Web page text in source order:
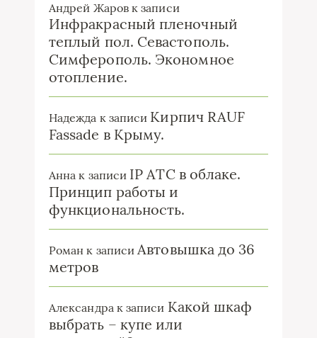
Андрей Жаровк записи
Инфракрасный пленочный
теплый пол. Севастополь.
Симферополь. Экономное
отопление.
Надежда к записи Кирпич RAUF
Fassade в Крыму.
Анна к записи IP ATC в облаке.
Принцип работы и
функциональность.
Роман к записиАвтовышка до 36
метров
Александрак записи Какой шкаф
выбрать – купе или